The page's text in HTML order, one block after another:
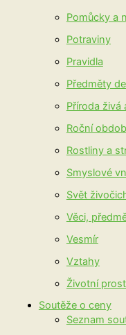
Pomůcky a
Potraviny
Pravidla
Předměty
Příroda živá
Roční
Rostliny a
Smyslové
Svět
Věci,
Vesmír
Vztahy
Životní
Soutěže o ceny
Seznam